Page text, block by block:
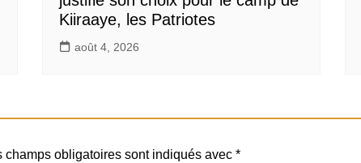
Kiiraaye, les Patriotes
août 4, 2026
champs obligatoires sont indiqués avec *